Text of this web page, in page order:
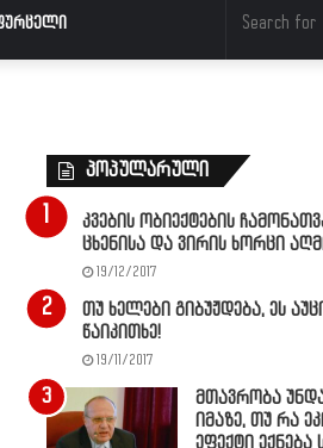
პოპულარული
კვების ობიექტების
ცხენისა და ვირის ხორცი
19/12/2017
თუ ხელები გიბუჟდება, ეს
წაიკითხე!
19/11/2017
მთავრობა
იმაზე, თუ რა
ეფექტი ექნება